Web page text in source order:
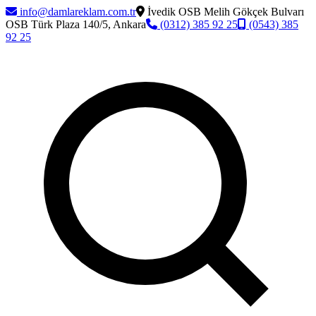
info@damlareklam.com.tr
İvedik OSB Melih Gökçek Bulvarı
OSB Türk Plaza 140/5, Ankara
(0312) 385 92 25
(0543) 385
92 25